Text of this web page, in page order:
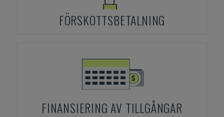
FÖRSKOTTSBETALNING
FINANSIERING AV TILLGÅNGAR